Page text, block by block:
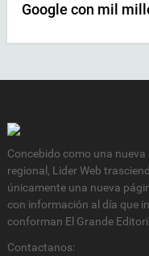
Google con mil
Concebido como una
regional, Lider Web
únicamente una nueva
con información al día que
conforman El Grande
Contactanos: